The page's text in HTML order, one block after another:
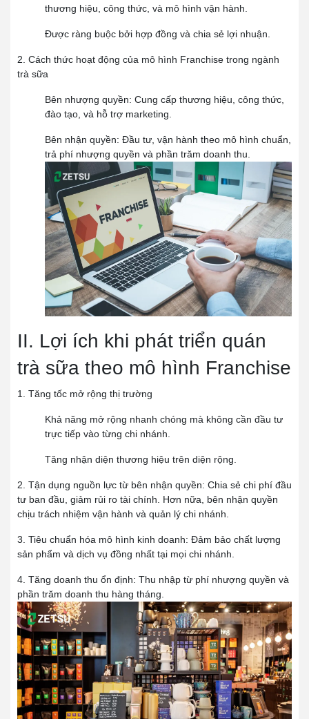
thương hiệu, công thức, và mô hình vận hành.
Được ràng buộc bởi hợp đồng và chia sẻ lợi nhuận.
2. Cách thức hoạt động của mô hình Franchise trong ngành
trà sữa
Bên nhượng quyền: Cung cấp thương hiệu, công thức,
đào tạo, và hỗ trợ marketing.
Bên nhận quyền: Đầu tư, vận hành theo mô hình chuẩn,
trả phí nhượng quyền và phần trăm doanh thu.
II. Lợi ích khi phát triển quán
trà sữa theo mô hình Franchise
1. Tăng tốc mở rộng thị trường
Khả năng mở rộng nhanh chóng mà không cần đầu tư
trực tiếp vào từng chi nhánh.
Tăng nhận diện thương hiệu trên diện rộng.
2. Tận dụng nguồn lực từ bên nhận quyền: Chia sẻ chi phí đầu
tư ban đầu, giảm rủi ro tài chính. Hơn nữa, bên nhận quyền
chịu trách nhiệm vận hành và quản lý chi nhánh.
3. Tiêu chuẩn hóa mô hình kinh doanh: Đảm bảo chất lượng
sản phẩm và dịch vụ đồng nhất tại mọi chi nhánh.
4. Tăng doanh thu ổn định: Thu nhập từ phí nhượng quyền và
phần trăm doanh thu hàng tháng.